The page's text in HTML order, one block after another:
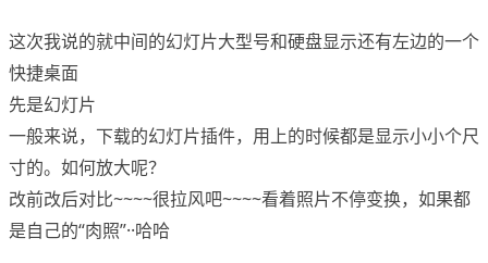
这次我说的就中间的幻灯片大型号和硬盘显示还有左边的一个
快捷桌面
先是幻灯片
一般来说，下载的幻灯片插件，用上的时候都是显示小小个尺
寸的。如何放大呢？
改前改后对比~~~~很拉风吧~~~~看着照片不停变换，如果都
是自己的“肉照”··哈哈